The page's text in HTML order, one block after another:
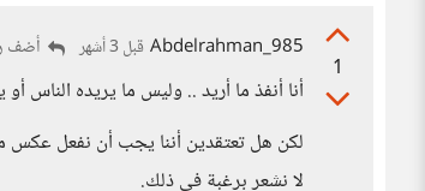
1
Abdelrahman_985 قبل 3 أشهر أضف
أنا أنفذ ما أريد .. وليس ما يريده
لكن هل تعتقدين أننا يجب أن نفعل عكس
لا نشعر برغبة في ذلك.